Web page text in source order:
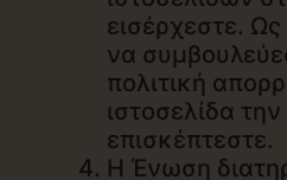
εισέρχεστε.
να
πολιτική
ιστοσελίδα
επισκέπτεστε.
Η Ένωση